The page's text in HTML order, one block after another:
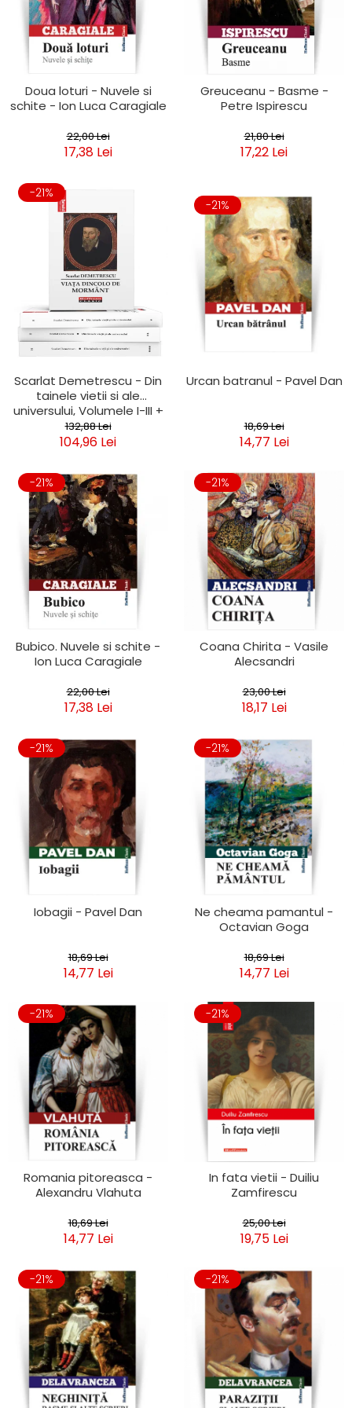
Clasica
Contemporana
Moderna
Romana
Universala
Universala
Publicistica / Reportaje / Interviuri
Stiinte umaniste
Sociologie si filozofie
Doua loturi - Nuvele si
schite - Ion Luca Caragiale
22,00 Lei
17,38 Lei
Greuceanu - Basme -
Petre Ispirescu
21,80 Lei
17,22 Lei
-21%
Scarlat Demetrescu - Din
tainele vietii si ale
universului, Volumele I-III +
Viata dincolo de mormant
132,88 Lei
104,96 Lei
-21%
Urcan batranul - Pavel Dan
18,69 Lei
14,77 Lei
-21%
Bubico. Nuvele si schite -
Ion Luca Caragiale
22,00 Lei
17,38 Lei
-21%
Coana Chirita - Vasile
Alecsandri
23,00 Lei
18,17 Lei
-21%
Iobagii - Pavel Dan
18,69 Lei
14,77 Lei
-21%
Ne cheama pamantul -
Octavian Goga
18,69 Lei
14,77 Lei
-21%
Romania pitoreasca -
Alexandru Vlahuta
18,69 Lei
14,77 Lei
-21%
In fata vietii - Duiliu
Zamfirescu
25,00 Lei
19,75 Lei
-21% -21%